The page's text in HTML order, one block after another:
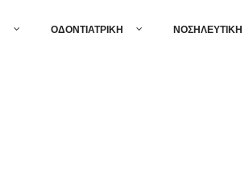
ΟΔΟΝΤΙΑΤΡΙΚΗ ΝΟΣΗΛΕΥΤΙΚΗ